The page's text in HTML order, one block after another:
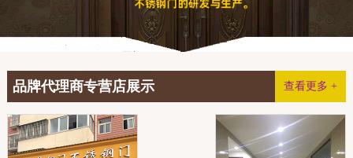
查看更多 +
品牌代理商专营店展示